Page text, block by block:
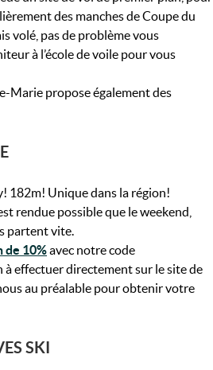
des manches de Coupe du
volé, pas de problème vous
à l’école de voile pour vous
Marie propose également des
182m! Unique dans la région!
rendue possible que le weekend,
partent vite.
de 10%avec notre code
effectuer directement sur le site de
au préalable pour obtenir votre
SKI